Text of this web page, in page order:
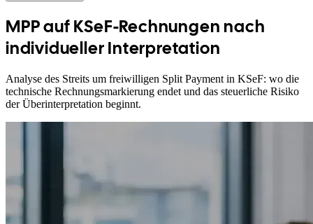
MPP auf KSeF-Rechnungen nach
individueller Interpretation
Analyse des Streits um freiwilligen Split Payment in KSeF: wo die
technische Rechnungsmarkierung endet und das steuerliche Risiko
der Überinterpretation beginnt.